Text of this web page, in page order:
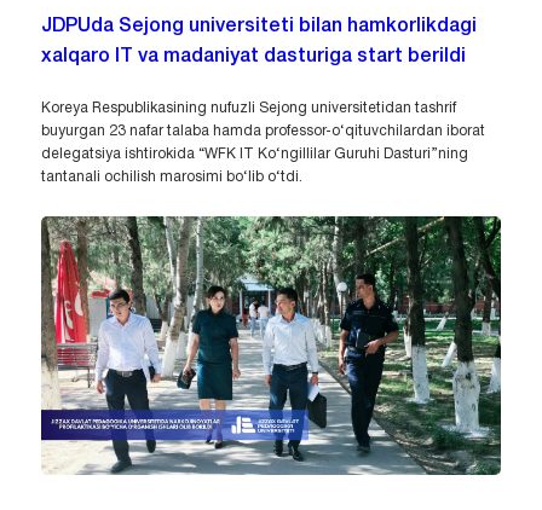
JDPUda Sejong universiteti bilan hamkorlikdagi
xalqaro IT va madaniyat dasturiga start berildi
Koreya Respublikasining nufuzli Sejong universitetidan tashrif
buyurgan 23 nafar talaba hamda professor-o‘qituvchilardan iborat
delegatsiya ishtirokida “WFK IT Ko‘ngillilar Guruhi Dasturi”ning
tantanali ochilish marosimi bo‘lib o‘tdi.